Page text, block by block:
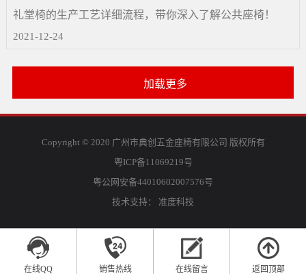
了解公共座椅！
礼堂椅的生产工艺详细流程，带你深入了解公共座椅！
2021-12-24
加载更多
Copyright © 2020 广州市典创五金座椅有限公司 版权所有
粤ICP备11069219号
粤公网安备44010602007576号
技术支持： 准度科技
在线QQ 销售热线 在线留言 返回顶部